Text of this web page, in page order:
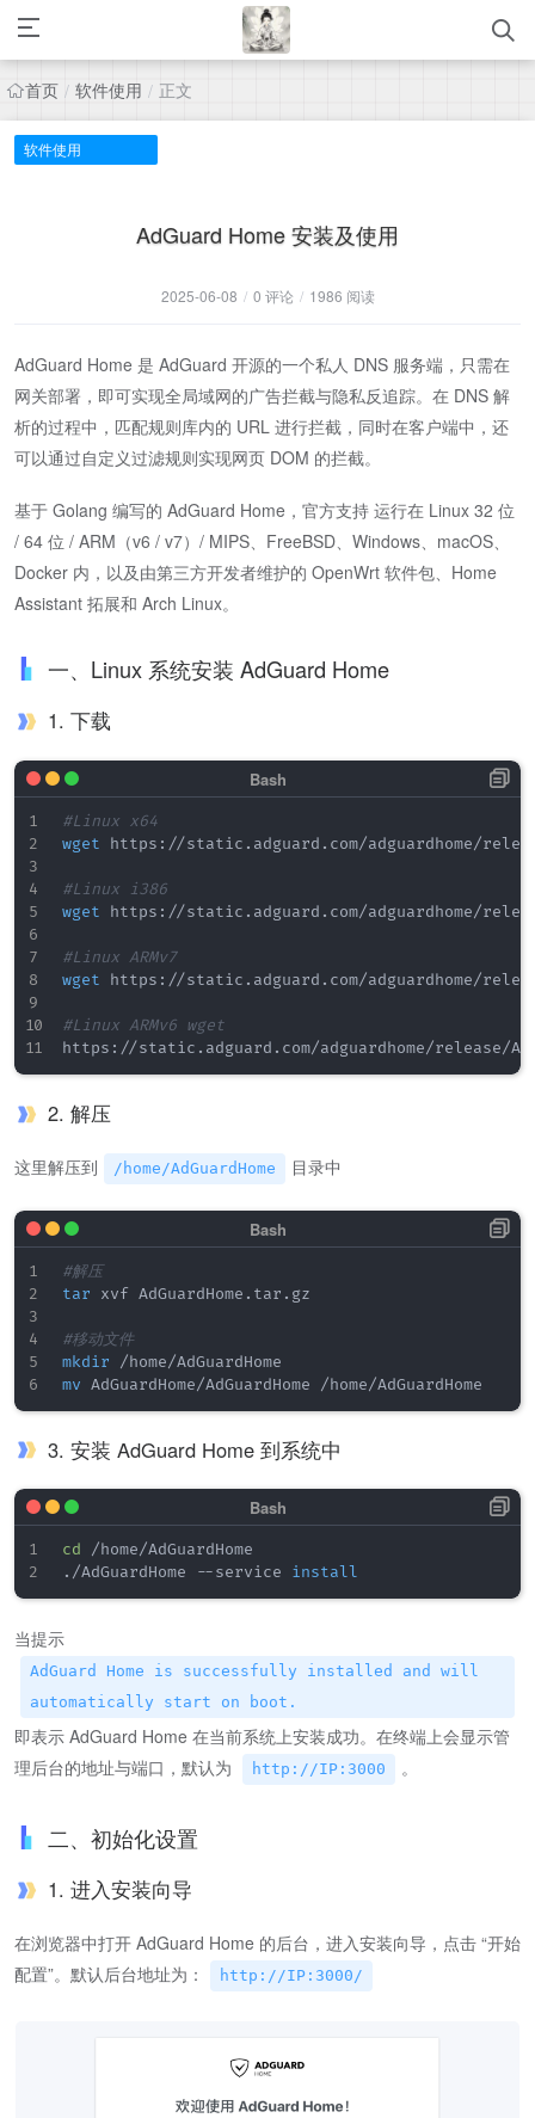
首页 / 软件使用 / 正文
软件使用
AdGuard Home 安装及使用
2025-06-08 / 0 评论 / 1986 阅读
AdGuard Home 是 AdGuard 开源的一个私人 DNS 服务端，只需在
网关部署，即可实现全局域网的广告拦截与隐私反追踪。在 DNS 解
析的过程中，匹配规则库内的 URL 进行拦截，同时在客户端中，还
可以通过自定义过滤规则实现网页 DOM 的拦截。
基于 Golang 编写的 AdGuard Home，官方支持 运行在 Linux 32 位
/ 64 位 / ARM（v6 / v7）/ MIPS、FreeBSD、Windows、macOS、
Docker 内，以及由第三方开发者维护的 OpenWrt 软件包、Home
Assistant 拓展和 Arch Linux。
一、Linux 系统安装 AdGuard Home
1. 下载
#Linux x64
wget https://static.adguard.com/adguardhome/
#Linux i386
wget https://static.adguard.com/adguardhome/
#Linux ARMv7
wget https://static.adguard.com/adguardhome/
#Linux ARMv6 wget
https://static.adguard.com/adguardhome/release/
2. 解压
这里解压到 /home/AdGuardHome 目录中
#解压
tar xvf AdGuardHome.tar.gz
#移动文件
mkdir
mv
3. 安装 AdGuard Home 到系统中
cd /home/AdGuardHome
./AdGuardHome --service install
当提示
AdGuard Home is successfully installed and will
automatically start on boot.
即表示 AdGuard Home 在当前系统上安装成功。在终端上会显示管
理后台的地址与端口，默认为
http://IP:3000 。
二、初始化设置
1. 进入安装向导
在浏览器中打开 AdGuard Home 的后台，进入安装向导，点击 “开始
配置”。默认后台地址为：​
http://IP:3000/